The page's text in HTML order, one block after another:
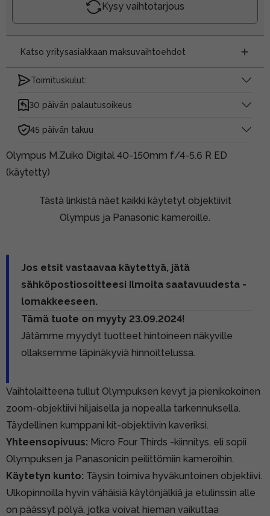
Kysy vaihtotarjous
Katso yritysasiakkaan maksuvaihtoehdot
Toimituskulut:
30 päivän palautusoikeus
45 päivän takuu
Olympus M.Zuiko Digital 40-150mm f/4-5.6 R ED
(käytetty)
Tästä linkistä näet kaikki käytetyt objektiivit
Olympus ja Panasonic kameroille.
Jos etsit vastaavaa käytettyä, jätä
sähköpostiosoitteesi Ilmoita saatavuudesta -
lomakkeeseen.
Tämä tuote on myyty 23.09.2024!
Jätämme myydyt tuotteet hintoineen näkyville
ollaksemme läpinäkyviä hinnoittelussa.
Vaihtolaitteena tullut Olympuksen kevyt ja pienikokoinen
zoom-objektiivi hiljaisella ja nopealla tarkennuksella.
Täydellinen kumppani kit-objektiivin kaveriksi.
Yhteensopivuus: Micro Four Thirds -kiinnitys, eli sopii
Olympuksen ja Panasonicin peilittömiin kameroihin.
Käytetyn kunto: Täysin toimiva hyväkuntoinen objektiivi.
Ulkopinnoilla hyvin vähäisiä käytönjälkiä ja etulinssin alle
on päässyt pölyä, jotka voivat hieman vaikuttaa